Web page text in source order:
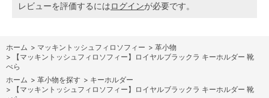
レビューを評価するにはログインが必要です。
ホーム > マッキントッシュフィロソフィー > 革小物
>
【マッキントッシュフィロソフィー】ロイヤルブラックラ キーホルダー 靴
べら
ホーム > 革小物を探す > キーホルダー
>
【マッキントッシュフィロソフィー】ロイヤルブラックラ キーホルダー 靴